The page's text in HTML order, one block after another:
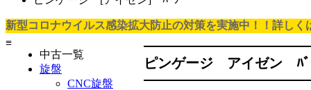
新型コロナウイルス感染拡大防止の対策を実施中！！詳しく
≡
中古一覧
旋盤
CNC旋盤
ピンゲージ アイゼン ﾊ